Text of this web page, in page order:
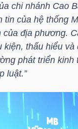
chi nhánh Cao
tin của hệ thống
của địa phương.
kiện, thấu hiểu và
phát triển kinh
luật.”